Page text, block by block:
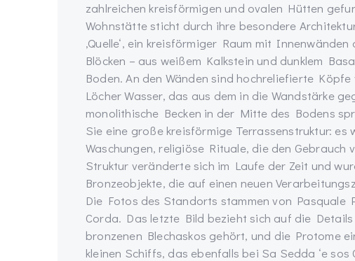
zahlreichen kreisförmigen und ovalen Hütten
Wohnstätte sticht durch ihre besondere
‚Quelle‘, ein kreisförmiger Raum mit
Blöcken – aus weißem Kalkstein und dunklem
Boden. An den Wänden sind hochreliefierte
Löcher Wasser, das aus dem in die Wandstärke
monolithische Becken in der Mitte des Bodens
Sie eine große kreisförmige Terrassenstruktur: es
Waschungen, religiöse Rituale, die den Gebrauch
Struktur veränderte sich im Laufe der Zeit und
Bronzeobjekte, die auf einen neuen
Die Fotos des Standorts stammen von Pasquale
Corda. Das letzte Bild bezieht sich auf die
bronzenen Blechaskos gehört, und die Protome
kleinen Schiffs, das ebenfalls bei Sa Sedda ‘e